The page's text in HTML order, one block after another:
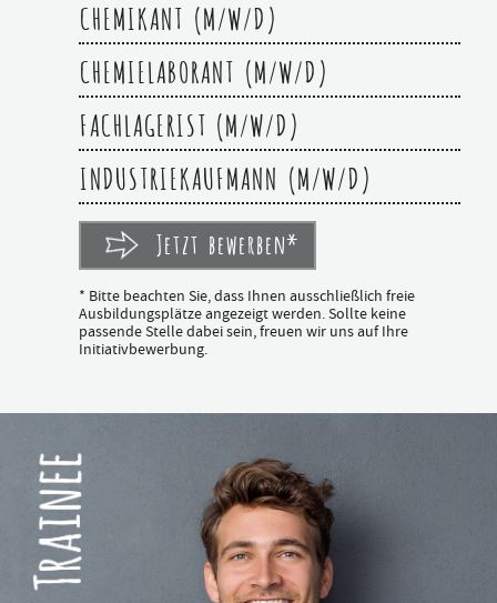
CHEMIKANT (M/W/D)
CHEMIELABORANT (M/W/D)
FACHLAGERIST (M/W/D)
INDUSTRIEKAUFMANN (M/W/D)
Jetzt bewerben*
* Bitte beachten Sie, dass Ihnen ausschließlich freie
Ausbildungsplätze angezeigt werden. Sollte keine
passende Stelle dabei sein, freuen wir uns auf Ihre
Initiativbewerbung.